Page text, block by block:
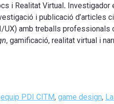
i Realitat Virtual. Investigador
i publicació
UX) amb treballs professionals
, gamificació, realitat virtual i
equip PDI CITM, game design,